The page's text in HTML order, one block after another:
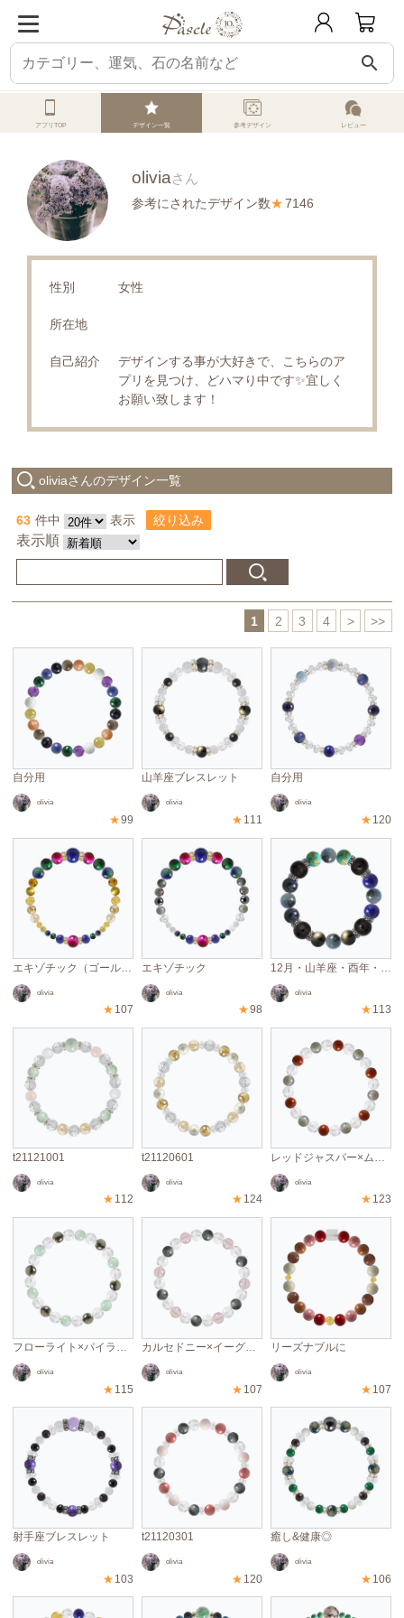
search
パスクル オーダーメイド みんなのデザイン oliviaさんの投稿デザイン
アプリTOP デザイン一覧 参考デザイン レビュー
oliviaさん
参考にされたデザイン数★7146
性別 女性
所在地
自己紹介
デザインする事が大好きで、こちらのア
プリを見つけ、どハマり中です✨宜しく
お願い致します！
oliviaさんのデザイン一覧
63 件中 表示 絞り込み
表示順
1 2 3 4 > >>
自分用
olivia
★99
山羊座ブレスレット
olivia
★ 111
自分用
olivia
★ 120
エキゾチック（ゴールド）
olivia
★ 107
エキゾチック
olivia
★98
olivia
★ 113
t21121001
olivia
★ 112
t21120601
olivia
★ 124
olivia
★ 123
フローライト×パイライト×クリスタル
olivia
★ 115
カルセドニー×イーグルアイ×クリスタル
olivia
★ 107
リーズナブルに
olivia
★ 107
射手座ブレスレット
olivia
★ 103
t21120301
olivia
★ 120
癒し&健康◎
olivia
★ 106